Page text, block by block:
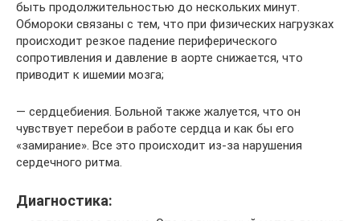
быть продолжительностью до нескольких минут.
Обмороки связаны с тем, что при физических нагрузках
происходит резкое падение периферического
сопротивления и давление в аорте снижается, что
приводит к ишемии мозга;
— сердцебиения. Больной также жалуется, что он
чувствует перебои в работе сердца и как бы его
«замирание». Все это происходит из-за нарушения
сердечного ритма.
Диагностика: